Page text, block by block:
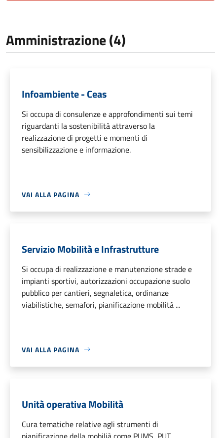
Amministrazione (4)
Infoambiente - Ceas
Si occupa di consulenze e approfondimenti sui temi
riguardanti la sostenibilità attraverso la
realizzazione di progetti e momenti di
sensibilizzazione e informazione.
VAI ALLA PAGINA
Servizio Mobilità e Infrastrutture
Si occupa di realizzazione e manutenzione strade e
impianti sportivi, autorizzazioni occupazione suolo
pubblico per cantieri, segnaletica, ordinanze
viabilistiche, semafori, pianificazione mobilità ...
VAI ALLA PAGINA
Unità operativa Mobilità
Cura tematiche relative agli strumenti di